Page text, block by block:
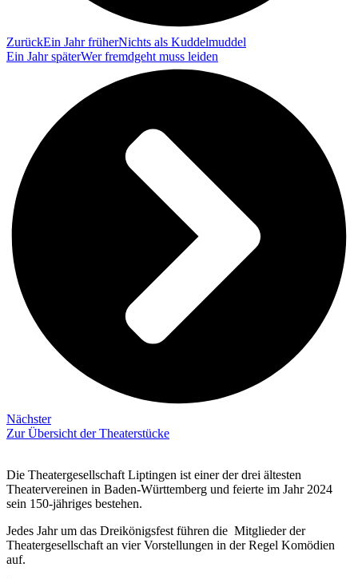
ZurückEin Jahr früherNichts als Kuddelmuddel
Ein Jahr späterWer fremdgeht muss leiden
Nächster
Zur Übersicht der Theaterstücke
Die Theatergesellschaft Liptingen ist einer der drei ältesten
Theatervereinen in Baden-Württemberg und feierte im Jahr 2024
sein 150-jähriges bestehen.
Jedes Jahr um das Dreikönigsfest führen die Mitglieder der
Theatergesellschaft an vier Vorstellungen in der Regel Komödien
auf.